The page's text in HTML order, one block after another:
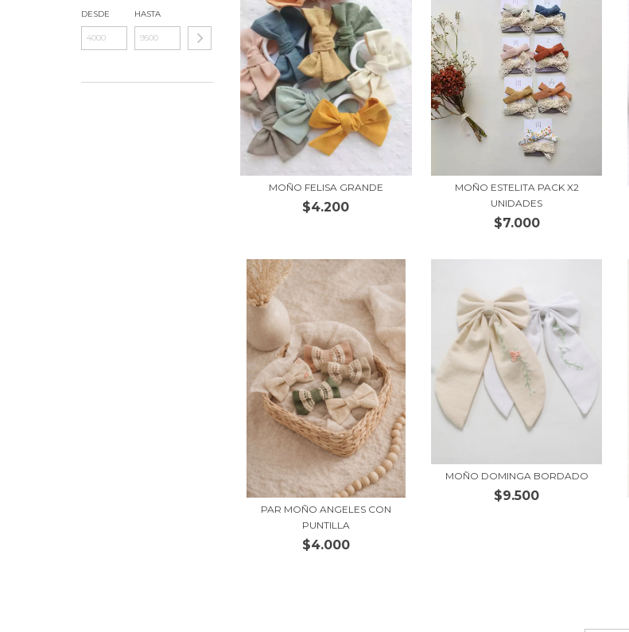
DESDE HASTA
MOÑO FELISA GRANDE
$4.200
MOÑO ESTELITA PACK X2
UNIDADES
$7.000
PAR MOÑO ANGELES CON
PUNTILLA
$4.000
MOÑO DOMINGA BORDADO
$9.500